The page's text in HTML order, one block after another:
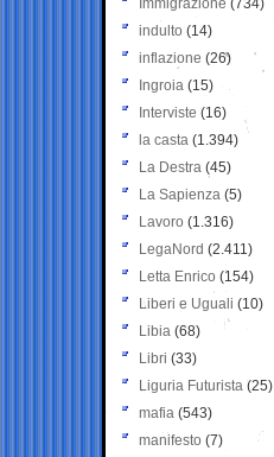
Immigrazione (734)
indulto (14)
inflazione (26)
Ingroia (15)
Interviste (16)
la casta (1.394)
La Destra (45)
La Sapienza (5)
Lavoro (1.316)
LegaNord (2.411)
Letta Enrico (154)
Liberi e Uguali (10)
Libia (68)
Libri (33)
Liguria Futurista (25)
mafia (543)
manifesto (7)